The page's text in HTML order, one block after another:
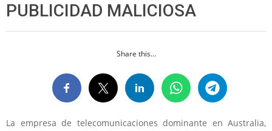
PUBLICIDAD MALICIOSA
Share this...
La empresa de telecomunicaciones dominante en Australia,